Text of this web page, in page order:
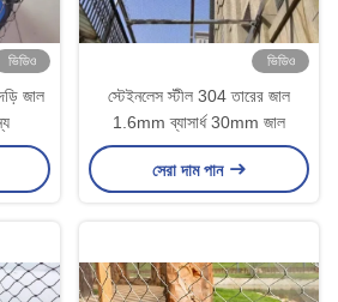
ভিডিও
জাল
ভিডিও
স্টেইনলেস স্টীল 304 তারের জাল
1.6mm ব্যাসার্ধ 30mm জাল
সেরা দাম পান